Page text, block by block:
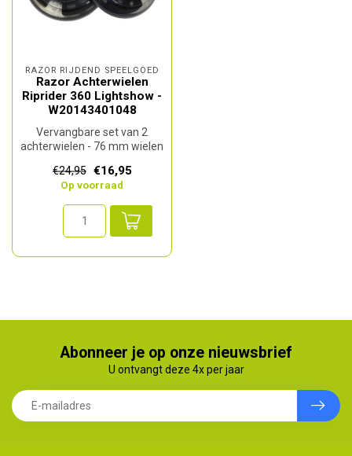
RAZOR RIJDEND SPEELGOED
Razor Achterwielen
Riprider 360 Lightshow -
W20143401048
Vervangbare set van 2
achterwielen - 76 mm wielen
lig...
€24,95 €16,95
Op voorraad
Abonneer je op onze nieuwsbrief
U ontvangt deze 4x per jaar